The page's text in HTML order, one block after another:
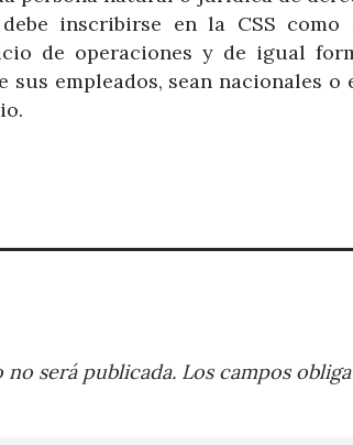
inscribirse en la CSS como
de operaciones y de igual
empleados, sean nacionales o
será publicada. Los campos